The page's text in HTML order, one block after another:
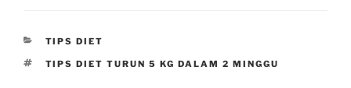
CATEGORIES
TIPS DIET
TAGS
TIPS DIET TURUN 5 KG DALAM 2 MINGGU